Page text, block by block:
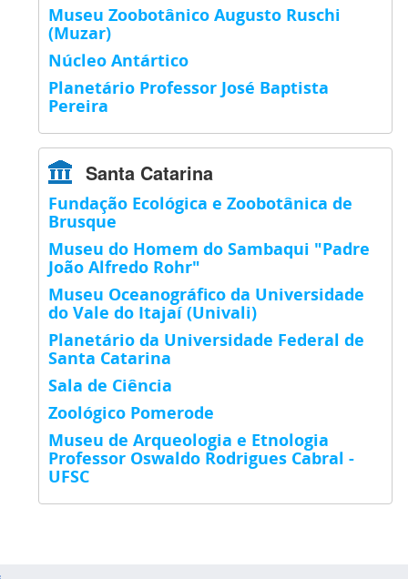
Museu Zoobotânico Augusto Ruschi
(Muzar)
Núcleo Antártico
Planetário Professor José Baptista
Pereira
Santa Catarina
Fundação Ecológica e Zoobotânica de
Brusque
Museu do Homem do Sambaqui "Padre
João Alfredo Rohr"
Museu Oceanográfico da Universidade
do Vale do Itajaí (Univali)
Planetário da Universidade Federal de
Santa Catarina
Sala de Ciência
Zoológico Pomerode
Museu de Arqueologia e Etnologia
Professor Oswaldo Rodrigues Cabral -
UFSC